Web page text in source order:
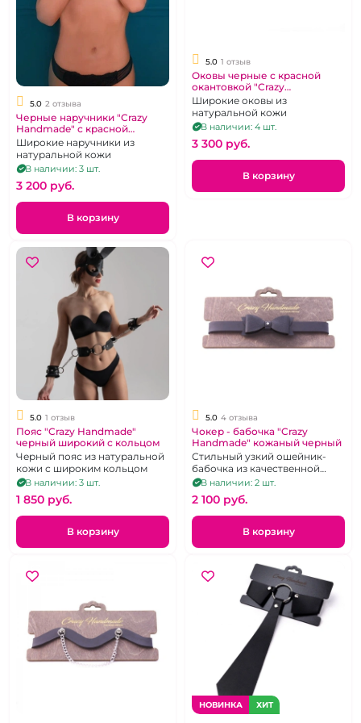
5.0 2 отзыва
Черные наручники "Crazy
Handmade" с красной
окантовкой
Широкие наручники из
натуральной кожи
В наличии: 3 шт.
3 200 pуб.
В корзину
5.0 1 отзыв
Оковы черные с красной
окантовкой "Crazy
Handmade"
Широкие оковы из
натуральной кожи
В наличии: 4 шт.
3 300 pуб.
В корзину
5.0 1 отзыв
Пояс "Crazy Handmade"
черный широкий с кольцом
Черный пояс из натуральной
кожи с широким кольцом
В наличии: 3 шт.
1 850 pуб.
В корзину
5.0 4 отзыва
Чокер - бабочка "Crazy
Handmade" кожаный черный
Стильный узкий ошейник-
бабочка из качественной
натуральной кожи черного
В наличии: 2 шт.
2 100 pуб.
В корзину
НОВИНКА ХИТ